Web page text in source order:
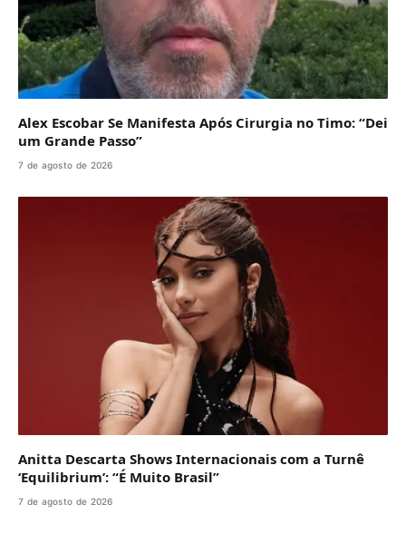
Alex Escobar Se Manifesta Após Cirurgia no Timo: “Dei
um Grande Passo”
7 de agosto de 2026
Anitta Descarta Shows Internacionais com a Turnê
‘Equilibrium’: “É Muito Brasil”
7 de agosto de 2026